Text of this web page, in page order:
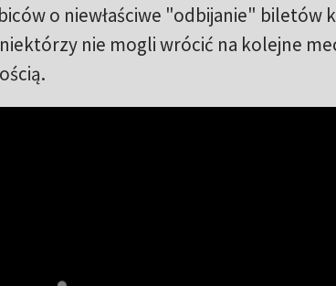
o niewłaściwe "odbijanie" biletów
nie mogli wrócić na kolejne